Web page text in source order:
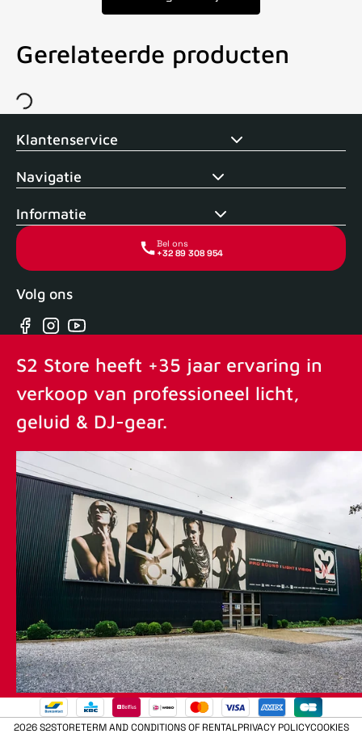
Gerelateerde producten
Voor 15uur besteld, zelfde dag verstuurd Echte winkel +35
Klantenservice
Navigatie
Informatie
Bel ons
+32 89 308 954
Volg ons
Facebook
Instagram
YouTube
S2 Store heeft +35 jaar ervaring in
verkoop van professioneel licht,
geluid & DJ-gear.
2026 S2STORETERM AND CONDITIONS OF RENTALPRIVACY POLICYCOOKIES